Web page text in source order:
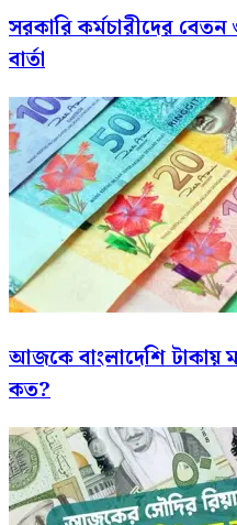
সরকারি কর্মচারীদের বেতন
বার্তা
আজকে বাংলাদেশি টাকায়
কত?